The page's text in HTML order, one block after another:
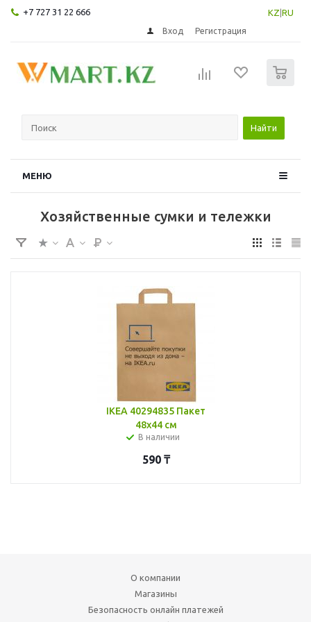
+7 727 31 22 666 KZ RU
Вход Регистрация
Найти
МЕНЮ
Хозяйственные сумки и тележки
IKEA 40294835 Пакет
48x44 см
В наличии
590₸
О компании
Магазины
Безопасность онлайн платежей